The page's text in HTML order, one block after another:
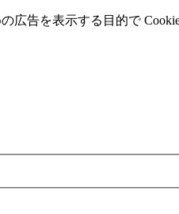
広告を表⽰する⽬的で